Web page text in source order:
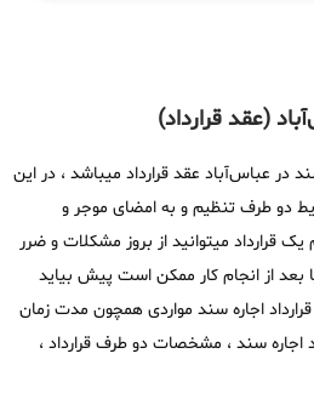
در عباس‌آباد عقد قرارداد میباشد ، در این
دو طرف تنظیم و به امضای موجر و
قرارداد میتوانید از بروز مشکلات و ضرر
بعد از انجام کار ممکن است پیش بیاید
اجاره سند مواردی همچون مدت زمان
اجاره سند ، مشخصات دو طرف قرارداد ،